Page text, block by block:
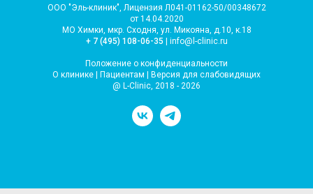
ООО "Эль-клиник", Лицензия Л041-01162-50/00348672
от 14.04.2020
МО Химки, мкр. Сходня, ул. Микояна, д.10, к.18
+ 7 (495) 108-06-35 | info@l-clinic.ru
Положение о конфиденциальности
О клинике | Пациентам | Версия для слабовидящих
@ L-Clinic, 2018 - 2026